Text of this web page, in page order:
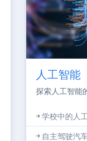
人工智能
探索人工智能
学校中的人
自主驾驶汽